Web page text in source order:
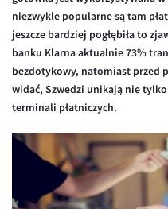
Inne pary walutowe
AUD/PLN
BGN/PLN
CAD/PLN
CNY/PLN
HKD/PLN
HUF/PLN
ILS/PLN
Aplikacja mobilna
Bezpieczeństwo
Pomoc
Pomoc
FAQ
Konto i opłaty
Wymiana walut
Banki i przelewy
Poradnik
KONTAKT
Kontakt
Dla mediów
PL
niezwykle popularne są tam
jeszcze bardziej pogłębiła to
banku Klarna aktualnie 73%
bezdotykowy, natomiast przed
widać, Szwedzi unikają nie
terminali płatniczych.